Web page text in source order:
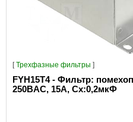
[Трехфазные фильтры ]
FYH15T4 - Фильтр:
250ВAC, 15А, Сх:0,2мкФ